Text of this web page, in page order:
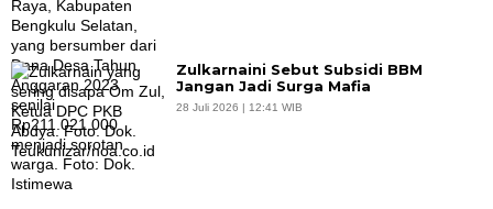
Zulkarnaini Sebut Subsidi BBM
Jangan Jadi Surga Mafia
28 Juli 2026 | 12:41 WIB